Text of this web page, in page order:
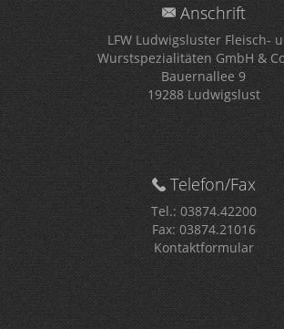
Anschrift
LFW Ludwigsluster Fleisch-
Wurstspezialitäten GmbH &
Bauernallee 9
19288 Ludwigslust
Telefon/Fax
Tel.: 03874.42200
Fax: 03874.21016
Kontaktformular